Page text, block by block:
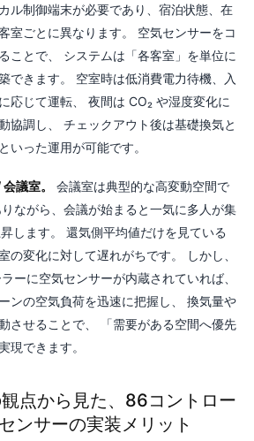
ル制御端末が必要であり、宿泊状態、在
室ごとに異なります。 空気センサーをコ
ことで、 システムは「各客室」を単位に
できます。 空室時は低消費電力待機、入
応じて運転、 夜間は CO₂ や湿度変化に
協調し、 チェックアウト後は基礎換気と
いった運用が可能です。
議室。
会議室は典型的な高変動空間で
ながら、会議が始まると一気に多人が集
します。 還気側平均値だけを見ている
の変化に対して遅れがちです。 しかし、
ーに空気センサーが内蔵されていれば、
ンの空気負荷を迅速に把握し、 換気量や
させることで、 「需要がある空間へ優先
現できます。
点から見た、86コントロー
ンサーの実装メリット